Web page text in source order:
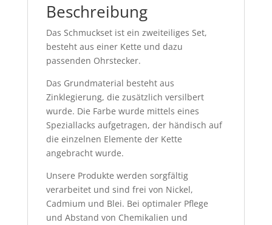
Beschreibung
Das Schmuckset ist ein zweiteiliges Set,
besteht aus einer Kette und dazu
passenden Ohrstecker.
Das Grundmaterial besteht aus
Zinklegierung, die zusätzlich versilbert
wurde. Die Farbe wurde mittels eines
Speziallacks aufgetragen, der händisch auf
die einzelnen Elemente der Kette
angebracht wurde.
Unsere Produkte werden sorgfältig
verarbeitet und sind frei von Nickel,
Cadmium und Blei. Bei optimaler Pflege
und Abstand von Chemikalien und